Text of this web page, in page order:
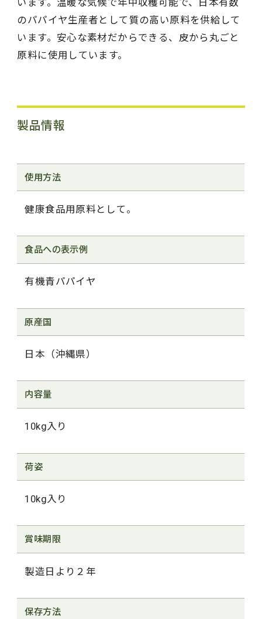
のパパイヤ生産者として質の高い原料を供給して
います。安心な素材だからできる、皮から丸ごと
原料に使用しています。
製品情報
使用方法
健康食品用原料として。
食品への表示例
有機青パパイヤ
原産国
日本（沖縄県）
内容量
10kg入り
荷姿
10kg入り
賞味期限
製造日より２年
保存方法